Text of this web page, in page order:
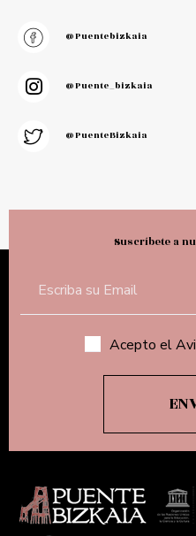
@puentebizkaia
@puente_bizkaia
@PuenteBizkaia
Suscríbete a
Acepto el